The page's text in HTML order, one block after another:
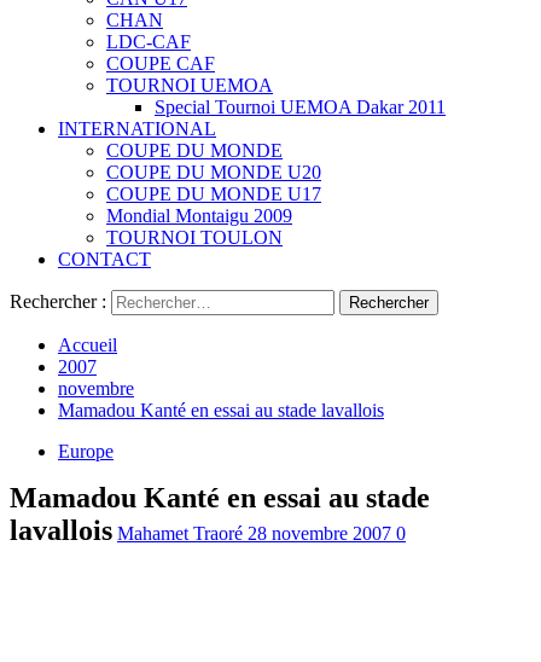
CHAN
LDC-CAF
COUPE CAF
TOURNOI UEMOA
Special Tournoi UEMOA Dakar 2011
INTERNATIONAL
COUPE DU MONDE
COUPE DU MONDE U20
COUPE DU MONDE U17
Mondial Montaigu 2009
TOURNOI TOULON
CONTACT
Rechercher :
Accueil
2007
novembre
Mamadou Kanté en essai au stade lavallois
Europe
Mamadou Kanté en essai au stade
lavallois Mahamet Traoré 28 novembre 2007 0